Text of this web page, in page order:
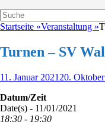
Suche
Suche
nach:
Startseite »Veranstaltung »
Turnen – SV
Veröffentlicht
11. Januar 2021 20.
Datum/Zeit
Date(s) - 11/01/2021
18:30 - 19:30